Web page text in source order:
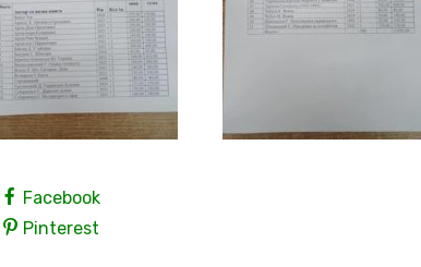
Facebook
Pinterest